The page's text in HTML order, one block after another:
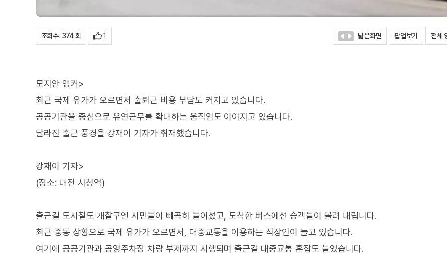
조회수 : 374 회 1 넓은화면 팝업보기 전체
모지안 앵커>
최근 국제 유가가 오르면서 출퇴근 비용 부담도 커지고 있습니다.
공공기관을 중심으로 유연근무를 확대하는 움직임도 이어지고 있습니다.
달라진 출근 풍경을 강재이 기자가 취재했습니다.
강재이 기자>
(장소: 대전 시청역)
출근길 도시철도 개찰구엔 시민들이 빼곡히 들어섰고, 도착한 버스에선 승객들이 몰려 내립니다.
최근 중동 상황으로 국제 유가가 오르면서, 대중교통을 이용하는 직장인이 늘고 있습니다.
여기에 공공기관과 공영주차장 차량 부제까지 시행되며 출근길 대중교통 혼잡도 늘었습니다.